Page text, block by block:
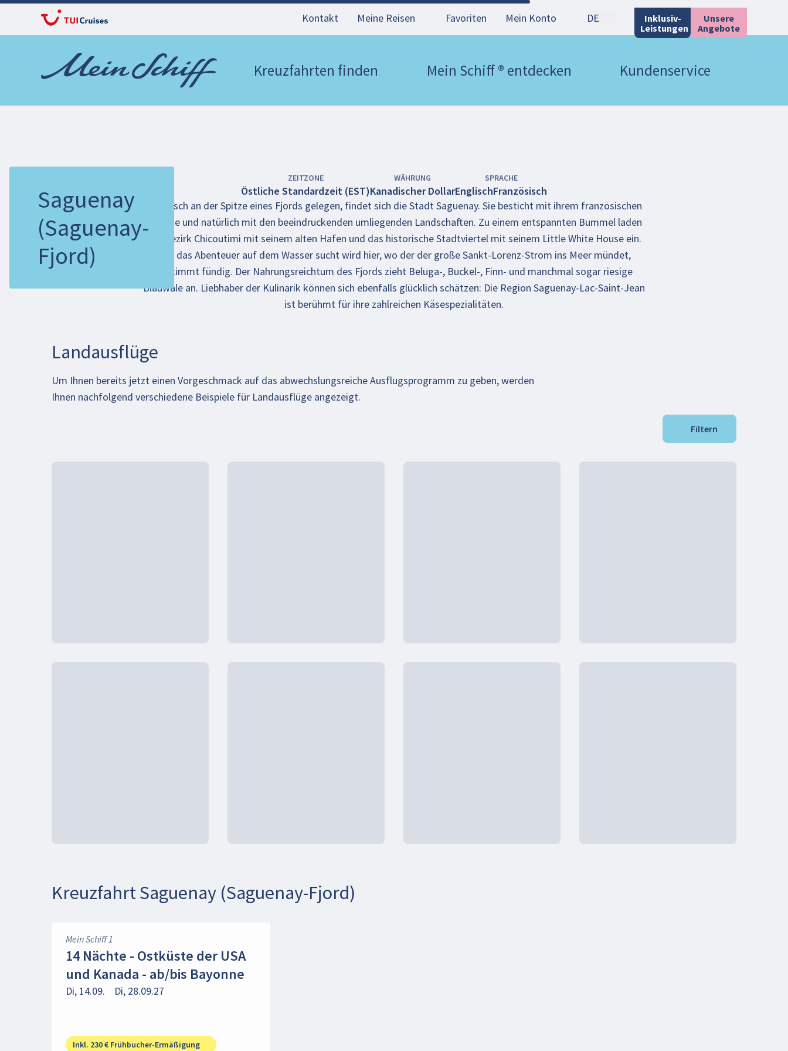
Kontakt Meine Reisen Favoriten Mein Konto DE
Inklusiv-
Leistungen
Unsere
Angebote
Kreuzfahrten finden Mein Schiff ® entdecken Kundenservice
Saguenay
(Saguenay-
Fjord)
Malerisch an der Spitze eines Fjords gelegen, findet sich die Stadt Saguenay. Sie besticht mit ihrem französischen
Charme und natürlich mit den beeindruckenden umliegenden Landschaften. Zu einem entspannten Bummel laden
der Bezirk Chicoutimi mit seinem alten Hafen und das historische Stadtviertel mit seinem Little White House ein.
Wer das Abenteuer auf dem Wasser sucht wird hier, wo der der große Sankt-Lorenz-Strom ins Meer mündet,
bestimmt fündig. Der Nahrungsreichtum des Fjords zieht Beluga-, Buckel-, Finn- und manchmal sogar riesige
Blauwale an. Liebhaber der Kulinarik können sich ebenfalls glücklich schätzen: Die Region Saguenay-Lac-Saint-Jean
ist berühmt für ihre zahlreichen Käsespezialitäten.
ZEITZONE
Östliche Standardzeit (EST)
WÄHRUNG
Kanadischer Dollar
SPRACHE
EnglischFranzösisch
Landausflüge
Um Ihnen bereits jetzt einen Vorgeschmack auf das abwechslungsreiche Ausflugsprogramm zu geben, werden
Ihnen nachfolgend verschiedene Beispiele für Landausflüge angezeigt.
Filtern
Kreuzfahrt Saguenay (Saguenay-Fjord)
Mein Schiff 1
14 Nächte - Ostküste der USA
und Kanada - ab/bis Bayonne
Di, 14.09. Di, 28.09.27
Inkl. 230 € Frühbucher-Ermäßigung